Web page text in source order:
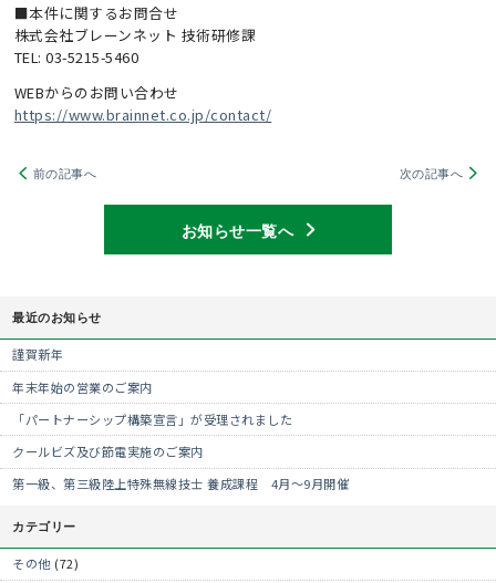
■本件に関するお問合せ
株式会社ブレーンネット 技術研修課
TEL: 03-5215-5460
WEBからのお問い合わせ
https://www.brainnet.co.jp/contact/
前の記事へ 次の記事へ
お知らせ一覧へ
最近のお知らせ
謹賀新年
年末年始の営業のご案内
「パートナーシップ構築宣言」が受理されました
クールビズ及び節電実施のご案内
第一級、第三級陸上特殊無線技士 養成課程 4月～9月開催
カテゴリー
その他(72)